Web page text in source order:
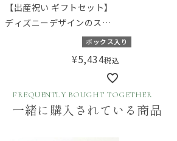
【出産祝い ギフトセット】
ディズニーデザインのスト
ローマグとアミングオリジ
ナルおくるみの選べるセッ
ト 【ギフトボックス入り】
／Amingオリジナルセット
ボックス入り
¥5,434税込
FREQUENTLY BOUGHT TOGETHER
一緒に購入されている商品